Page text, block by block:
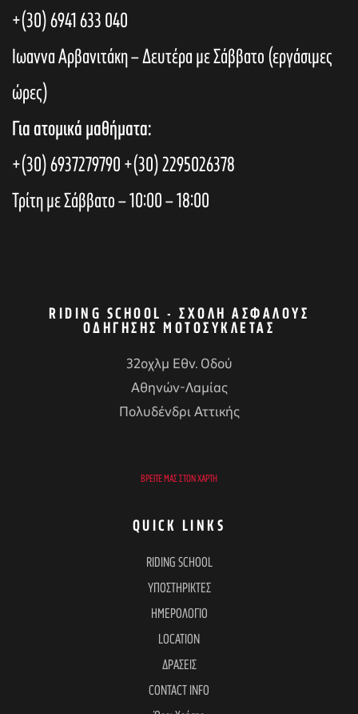
+(30) 6941 633 040
Ιωαννα Αρβανιτάκη – Δευτέρα με Σάββατο (εργάσιμες
ώρες)
Για ατομικά μαθήματα:
+(30) 6937279790+(30) 2295026378
Τρίτη με Σάββατο – 10:00 – 18:00
RIDING SCHOOL - ΣΧΟΛΉ ΑΣΦΑΛΟΎΣ
ΟΔΉΓΗΣΗΣ ΜΟΤΟΣΥΚΛΈΤΑΣ
32οχλμ Εθν. Οδού
Αθηνών-Λαμίας
Πολυδένδρι Αττικής
ΒΡΕΊΤΕ ΜΑΣ ΣΤΟΝ ΧΆΡΤΗ
QUICK LINKS
RIDING SCHOOL
ΥΠΟΣΤΗΡΙΚΤΕΣ
ΗΜΕΡΟΛΟΓΙΟ
LOCATION
ΔΡΑΣΕΙΣ
CONTACT INFO